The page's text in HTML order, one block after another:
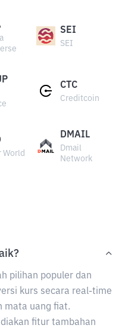
SEI
SEI
CTC
Creditcoin
World
DMAIL
Dmail
Network
pilihan populer dan
kurs secara real-time
mata uang fiat.
fitur tambahan